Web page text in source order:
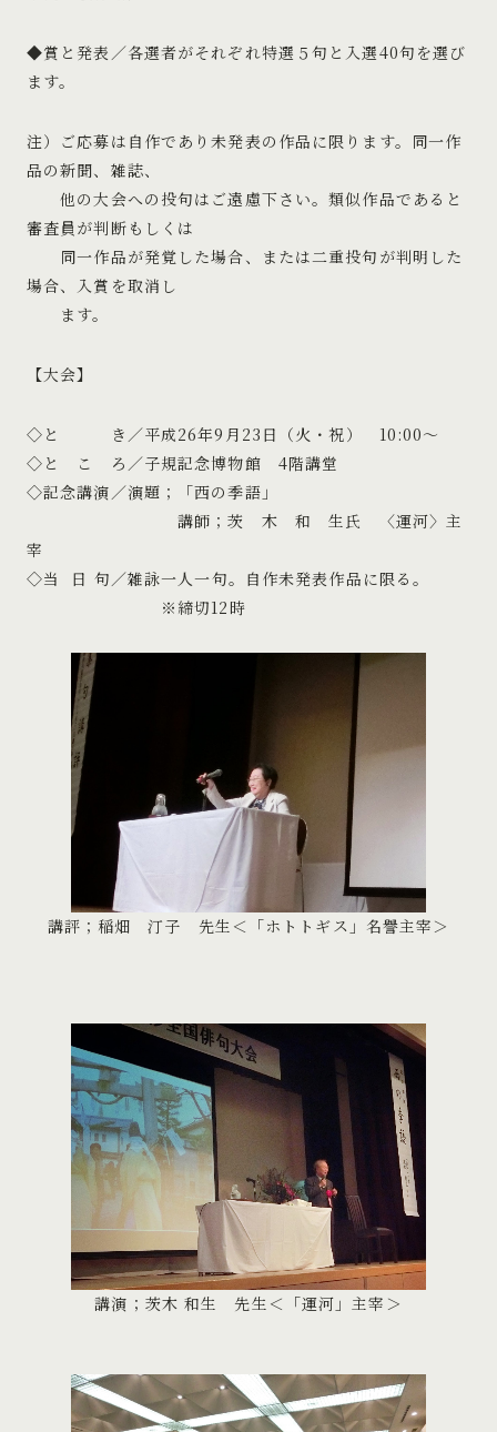
◆賞と発表／各選者がそれぞれ特選５句と入選40句を選び
ます。
注）ご応募は自作であり未発表の作品に限ります。同一作
品の新聞、雑誌、
他の大会への投句はご遠慮下さい。類似作品であると
審査員が判断もしくは
同一作品が発覚した場合、または二重投句が判明した
場合、入賞を取消し
ます。
【大会】
◇と き／平成26年9月23日（火・祝） 10:00〜
◇と こ ろ／子規記念博物館 4階講堂
◇記念講演／演題；「西の季語」
講師；茨 木 和 生氏 〈運河〉主
宰
◇当 日 句／雑詠一人一句。自作未発表作品に限る。
※締切12時
講評；稲畑 汀子 先生＜「ホトトギス」名譽主宰＞
講演；茨木 和生 先生＜「運河」主宰＞